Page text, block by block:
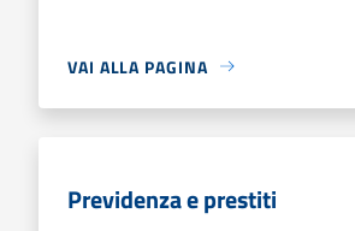
VAI ALLA PAGINA
Previdenza e prestiti